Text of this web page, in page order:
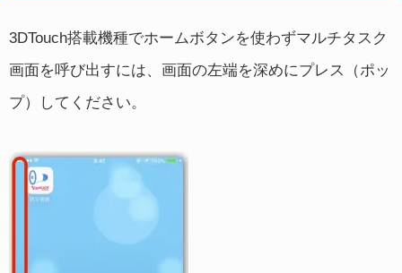
3DTouch搭載機種でホームボタンを使わずマルチタスク
画面を呼び出すには、画面の左端を深めにプレス（ポッ
プ）してください。